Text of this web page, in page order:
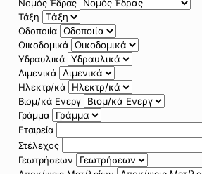
Νομός Έδρας
Τάξη
Οδοποιία
Οικοδομικά
Υδραυλικά
Λιμενικά
Ηλεκτρ/κά
Βιομ/κά Ενεργ
Γράμμα
Εταιρεία
Στέλεχος
Γεωτρήσεων